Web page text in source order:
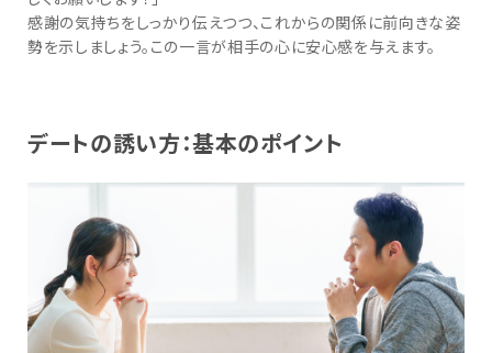
感謝の気持ちをしっかり伝えつつ、これからの関係に前向きな姿
勢を示しましょう。この一言が相手の心に安心感を与えます。
デートの誘い方：基本のポイント